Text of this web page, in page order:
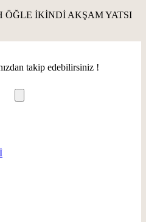
ÖĞLE İKİNDİ AKŞAMYATSI
takip edebilirsiniz !